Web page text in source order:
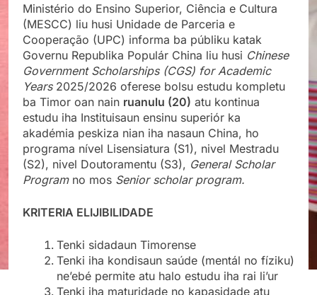
Ministério do Ensino Superior, Ciência e Cultura
(MESCC) liu husi Unidade de Parceria e
Cooperação (UPC) informa ba públiku katak
Governu Republika Populár China liu husi Chinese
Government Scholarships (CGS) for Academic
Years 2025/2026 oferese bolsu estudu kompletu
ba Timor oan nain ruanulu (20) atu kontinua
estudu iha Instituisaun ensinu superiór ka
akadémia peskiza nian iha nasaun China, ho
programa nível Lisensiatura (S1), nivel Mestradu
(S2), nivel Doutoramentu (S3), General Scholar
Program no mos Senior scholar program.
KRITERIA ELIJIBILIDADE
Tenki sidadaun Timorense
Tenki iha kondisaun saúde (mentál no fíziku)
ne’ebé permite atu halo estudu iha rai li’ur
Tenki iha maturidade no kapasidade atu